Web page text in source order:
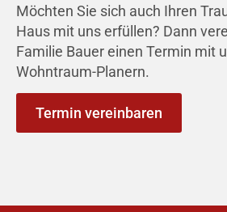
Möchten Sie sich auch Ihren
Haus mit uns erfüllen? Dann
Familie Bauer einen Termin mit
Wohntraum-Planern.
Termin vereinbaren